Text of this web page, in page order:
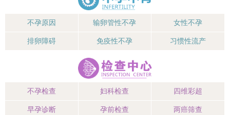
不孕原因 输卵管性不孕 女性不孕
排卵障碍 免疫性不孕 习惯性流产
不孕检查 妇科检查 四维彩超
早孕诊断 孕前检查 两癌筛查